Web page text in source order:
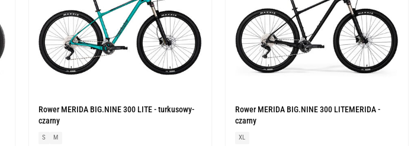
Rower MERIDA BIG.NINE 300 LITE - turkusowy-
czarny
S M
Rower MERIDA BIG.NINE 300 LITEMERIDA -
czarny
XL